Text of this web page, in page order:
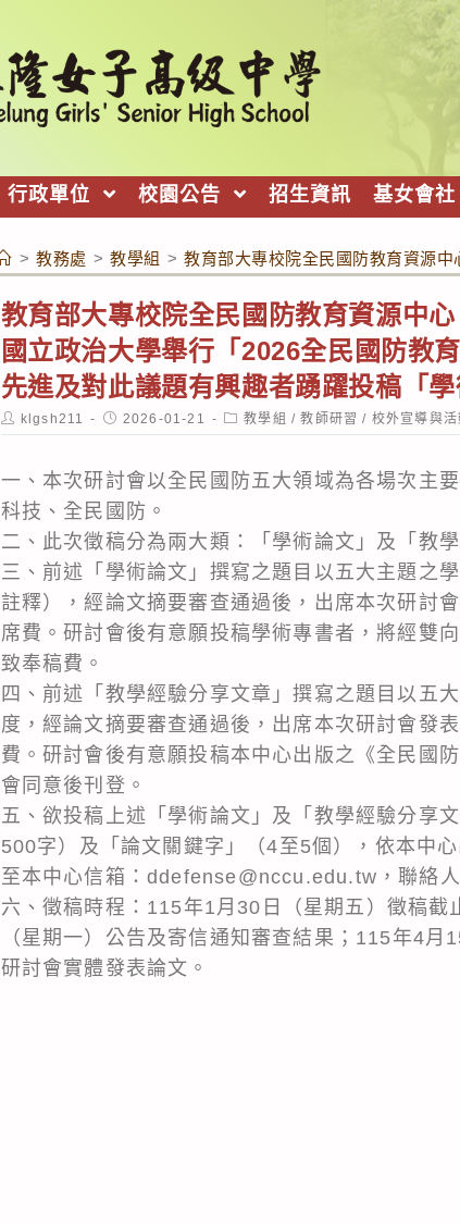
行政單位 校園公告 招生資訊 基女會社
> 教務處 > 教學組 > 教育部大專校院全民國防教育資源
教育部大專校院全民國防教育資源中
國立政治大學舉行「2026全民國防教
先進及對此議題有興趣者踴躍投稿「
Post
author:
klgsh211
Post
published:
2026-01-21
Post
category:
教學組 / 教師研習 / 校外宣導與活
一、本次研討會以全民國防五大領域為各場次主
科技、全民國防。
二、此次徵稿分為兩大類：「學術論文」及「教
三、前述「學術論文」撰寫之題目以五大主題之
註釋），經論文摘要審查通過後，出席本次研討
席費。研討會後有意願投稿學術專書者，將經雙
致奉稿費。
四、前述「教學經驗分享文章」撰寫之題目以五
度，經論文摘要審查通過後，出席本次研討會發
費。研討會後有意願投稿本中心出版之《全民國
會同意後刊登。
五、欲投稿上述「學術論文」及「教學經驗分享
500字）及「論文關鍵字」（4至5個），依本中
至本中心信箱：ddefense@nccu.edu.tw，聯絡
六、徵稿時程：115年1月30日（星期五）徵稿
（星期一）公告及寄信通知審查結果；115年4
研討會實體發表論文。